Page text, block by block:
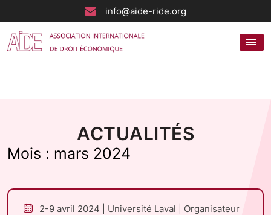
info@aide-ride.org
ACTUALITÉS
Mois : mars 2024
2-9 avril 2024 | Université Laval | Organisateur